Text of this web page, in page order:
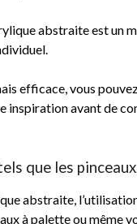
abstraite est un
efficace, vous
inspiration avant de
que les
abstraite,
à palette ou même